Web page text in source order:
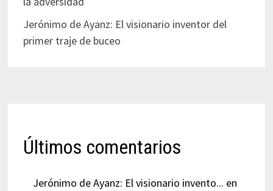
Jerónimo de Ayanz: El visionario inventor del
primer traje de buceo
Últimos comentarios
Jerónimo de Ayanz: El visionario invento... en